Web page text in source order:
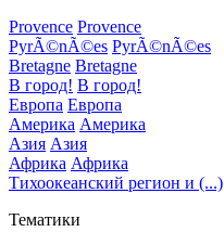
Provence Provence
PyrÃ©nÃ©es PyrÃ©nÃ©es
Bretagne Bretagne
В город! В город!
Европа Европа
Америка Америка
Азия Азия
Африка Африка
Тихоокеанский регион и (...)
Тематики